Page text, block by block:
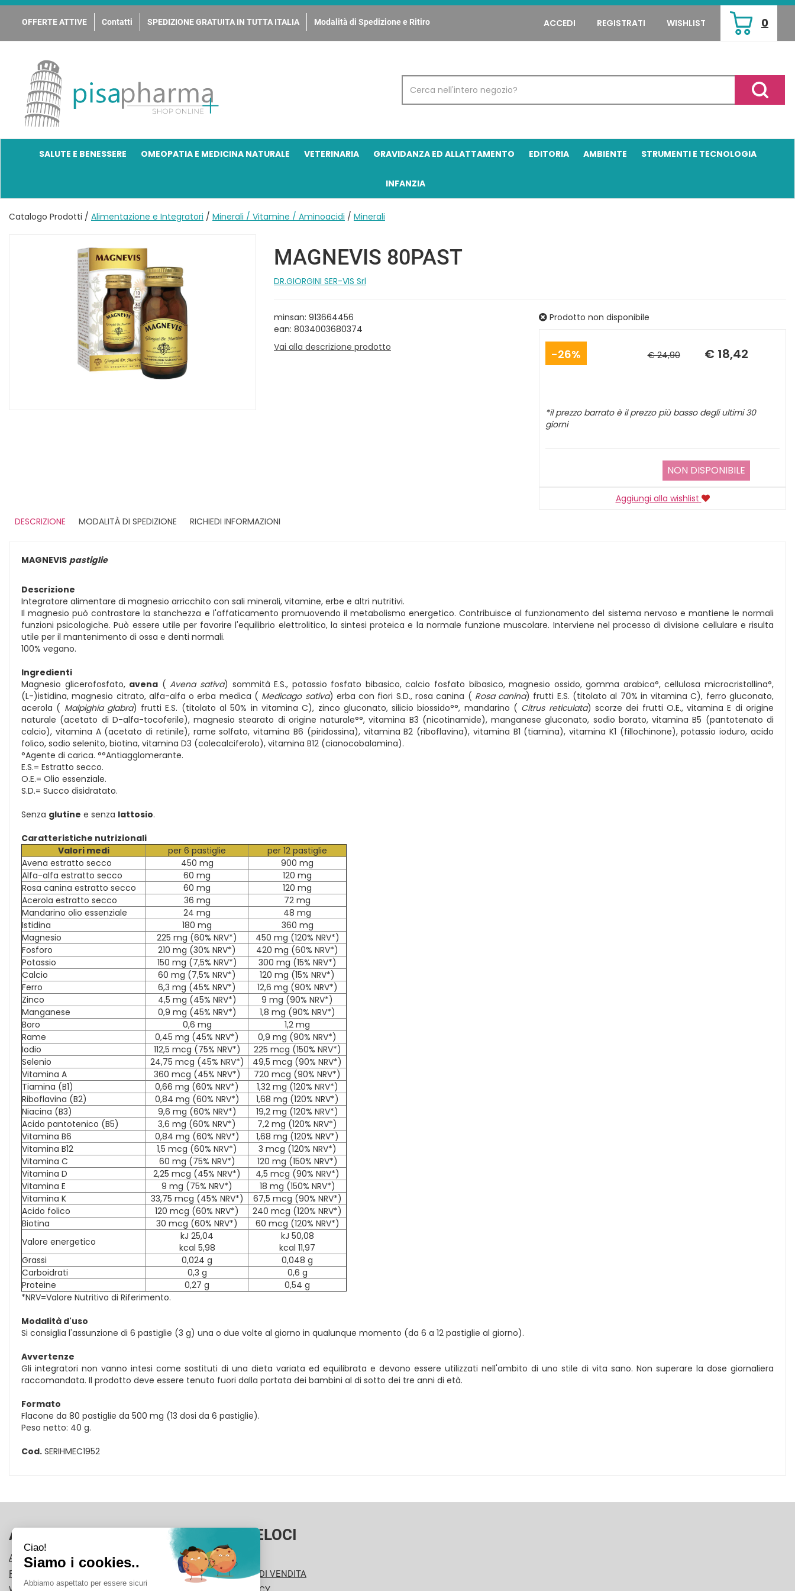
Passa
principale
OFFERTE ATTIVE Contatti SPEDIZIONE GRATUITA IN TUTTA ITALIA Modalità di Spedizione e Ritiro ACCEDI REGISTRATI WISHLIST 0
ARTICOLI
INSERITI
PisaPharma
Prodotto
Cerca
SALUTE E BENESSERE OMEOPATIA E MEDICINA NATURALE VETERINARIA GRAVIDANZA ED ALLATTAMENTO EDITORIA AMBIENTE STRUMENTI E TECNOLOGIA
INFANZIA
Catalogo Prodotti / Alimentazione e Integratori / Minerali / Vitamine / Aminoacidi / Minerali
MAGNEVIS 80PAST
DR.GIORGINI SER-VIS Srl
minsan: 913664456
ean: 8034003680374
Vai alla descrizione prodotto
Prodotto non disponibile
26% € 24,90
scontato
€ 18,42
*il prezzo barrato è il prezzo più basso degli ultimi 30
giorni
NON DISPONIBILE
Aggiungi alla wishlist
DESCRIZIONE
MODALITÀ DI SPEDIZIONE RICHIEDI INFORMAZIONI
MAGNEVIS pastiglie
Descrizione
Integratore alimentare di magnesio arricchito con sali minerali, vitamine, erbe e altri nutritivi.
Il magnesio può contrastare la stanchezza e l'affaticamento promuovendo il metabolismo energetico. Contribuisce al funzionamento del sistema nervoso e mantiene le normali
funzioni psicologiche. Può essere utile per favorire l'equilibrio elettrolitico, la sintesi proteica e la normale funzione muscolare. Interviene nel processo di divisione cellulare e risulta
utile per il mantenimento di ossa e denti normali.
100% vegano.
Ingredienti
Magnesio glicerofosfato, avena (Avena sativa) sommità E.S., potassio fosfato bibasico, calcio fosfato bibasico, magnesio ossido, gomma arabica°, cellulosa microcristallina°,
(L-)istidina, magnesio citrato, alfa-alfa o erba medica ( Medicago sativa) erba con fiori S.D., rosa canina ( Rosa canina) frutti E.S. (titolato al 70% in vitamina C), ferro gluconato,
acerola ( Malpighia glabra) frutti E.S. (titolato al 50% in vitamina C), zinco gluconato, silicio biossido°°, mandarino ( Citrus reticulata) scorze dei frutti O.E., vitamina E di origine
naturale (acetato di D-alfa-tocoferile), magnesio stearato di origine naturale°°, vitamina B3 (nicotinamide), manganese gluconato, sodio borato, vitamina B5 (pantotenato di
calcio), vitamina A (acetato di retinile), rame solfato, vitamina B6 (piridossina), vitamina B2 (riboflavina), vitamina B1 (tiamina), vitamina K1 (fillochinone), potassio ioduro, acido
folico, sodio selenito, biotina, vitamina D3 (colecalciferolo), vitamina B12 (cianocobalamina).
°Agente di carica. °°Antiagglomerante.
E.S.= Estratto secco.
O.E.= Olio essenziale.
S.D.= Succo disidratato.
Senza glutine e senza lattosio.
Caratteristiche nutrizionali
Valori medi
per 6 pastiglie
per 12 pastiglie
Avena estratto secco
450 mg
900 mg
Alfa-alfa estratto secco
60 mg
120 mg
Rosa canina estratto secco
60 mg
120 mg
Acerola estratto secco
36 mg
72 mg
Mandarino olio essenziale
24 mg
48 mg
Istidina
180 mg
360 mg
Magnesio
225 mg (60% NRV*)
450 mg (120% NRV*)
Fosforo
210 mg (30% NRV*)
420 mg (60% NRV*)
Potassio
150 mg (7,5% NRV*)
300 mg (15% NRV*)
Calcio
60 mg (7,5% NRV*)
120 mg (15% NRV*)
Ferro
6,3 mg (45% NRV*)
12,6 mg (90% NRV*)
Zinco
4,5 mg (45% NRV*)
9 mg (90% NRV*)
Manganese
0,9 mg (45% NRV*)
1,8 mg (90% NRV*)
Boro
0,6 mg
1,2 mg
Rame
0,45 mg (45% NRV*)
0,9 mg (90% NRV*)
Iodio
112,5 mcg (75% NRV*)
225 mcg (150% NRV*)
Selenio
24,75 mcg (45% NRV*)
49,5 mcg (90% NRV*)
Vitamina A
360 mcg (45% NRV*)
720 mcg (90% NRV*)
Tiamina (B1)
0,66 mg (60% NRV*)
1,32 mg (120% NRV*)
Riboflavina (B2)
0,84 mg (60% NRV*)
1,68 mg (120% NRV*)
Niacina (B3)
9,6 mg (60% NRV*)
19,2 mg (120% NRV*)
Acido pantotenico (B5)
3,6 mg (60% NRV*)
7,2 mg (120% NRV*)
Vitamina B6
0,84 mg (60% NRV*)
1,68 mg (120% NRV*)
Vitamina B12
1,5 mcg (60% NRV*)
3 mcg (120% NRV*)
Vitamina C
60 mg (75% NRV*)
120 mg (150% NRV*)
Vitamina D
2,25 mcg (45% NRV*)
4,5 mcg (90% NRV*)
Vitamina E
9 mg (75% NRV*)
18 mg (150% NRV*)
Vitamina K
33,75 mcg (45% NRV*)
67,5 mcg (90% NRV*)
Acido folico
120 mcg (60% NRV*)
240 mcg (120% NRV*)
Biotina
30 mcg (60% NRV*)
60 mcg (120% NRV*)
Valore energetico
kJ 25,04
kcal 5,98
kJ 50,08
kcal 11,97
Grassi
0,024 g
0,048 g
Carboidrati
0,3 g
0,6 g
Proteine
0,27 g
0,54 g
*NRV=Valore Nutritivo di Riferimento.
Modalità d'uso
Si consiglia l'assunzione di 6 pastiglie (3 g) una o due volte al giorno in qualunque momento (da 6 a 12 pastiglie al giorno).
Avvertenze
Gli integratori non vanno intesi come sostituti di una dieta variata ed equilibrata e devono essere utilizzati nell'ambito di uno stile di vita sano. Non superare la dose giornaliera
raccomandata. Il prodotto deve essere tenuto fuori dalla portata dei bambini al di sotto dei tre anni di età.
Formato
Flacone da 80 pastiglie da 500 mg (13 dosi da 6 pastiglie).
Peso netto: 40 g.
Cod. SERIHMEC1952
AREA UTENTE
ACCEDI
REGISTRATI
LINK VELOCI
CONTATTI
CONDIZIONI DI VENDITA